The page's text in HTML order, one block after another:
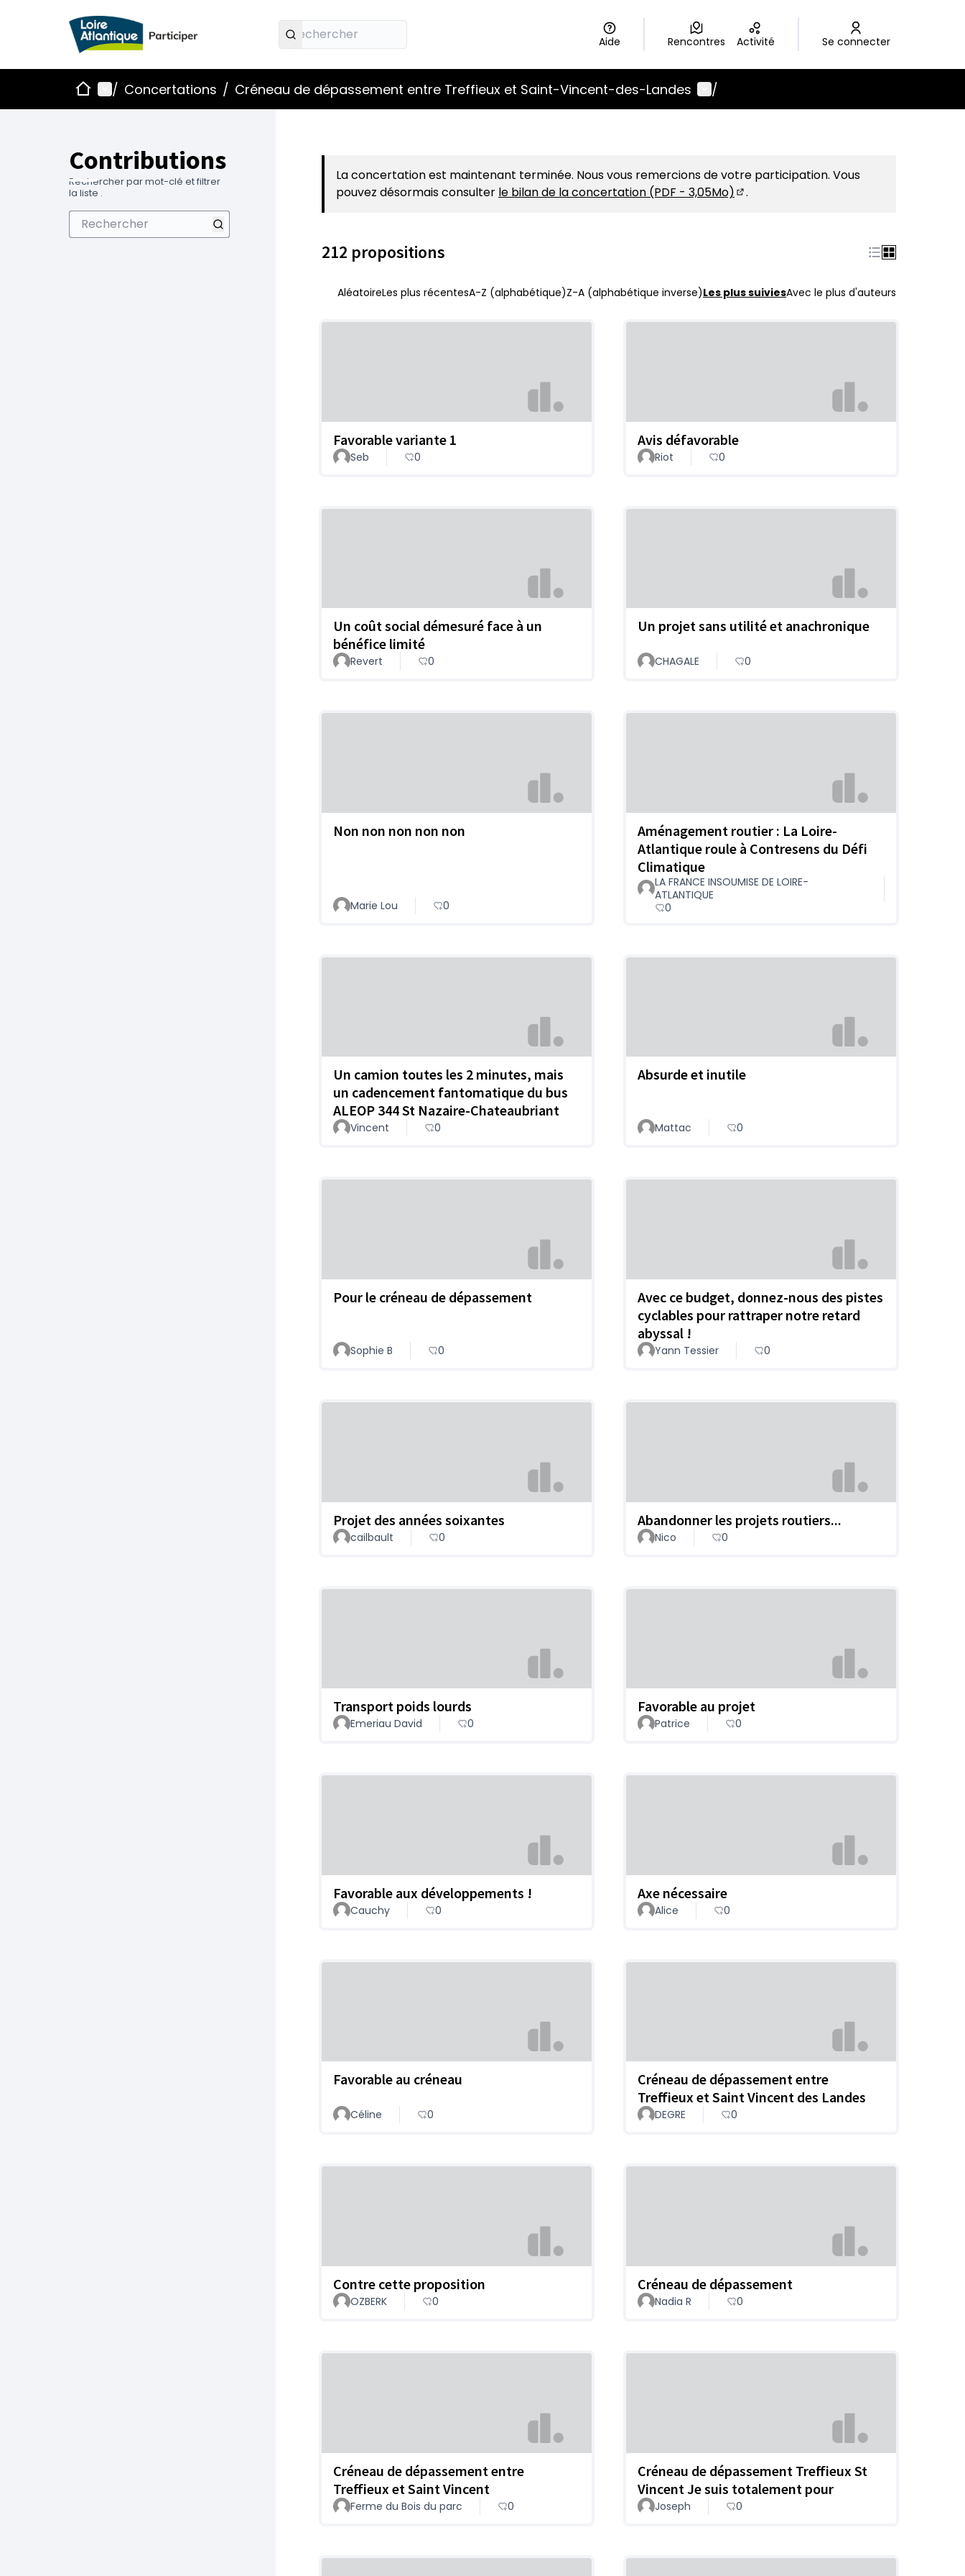
Aide Rencontres Activité Se connecter
AccueilMenu principal
/ Concertations / Créneau de dépassement entre Treffieux et Saint-Vincent-des-Landes Menu utilisateur
/
Contributions
Rechercher par mot-clé et filtrer
la liste .
La concertation est maintenant terminée. Nous vous remercions de votre participation. Vous
pouvez désormais consulter le bilan de la concertation (PDF - 3,05Mo) .
212 propositions
AléatoireLes plus récentesA-Z (alphabétique)Z-A (alphabétique inverse)Les plus suiviesAvec le plus d'auteurs
Favorable variante 1
Seb 0
Avis défavorable
Riot 0
Un coût social démesuré face à un
bénéfice limité
Revert 0
Un projet sans utilité et anachronique
CHAGALE 0
Non non non non non
Marie Lou 0
Aménagement routier : La Loire-
Atlantique roule à Contresens du Défi
Climatique
LA FRANCE INSOUMISE DE LOIRE-
ATLANTIQUE
0
Un camion toutes les 2 minutes, mais
un cadencement fantomatique du bus
ALEOP 344 St Nazaire-Chateaubriant
Vincent 0
Absurde et inutile
Mattac 0
Pour le créneau de dépassement
Sophie B 0
Avec ce budget, donnez-nous des pistes
cyclables pour rattraper notre retard
abyssal !
Yann Tessier 0
Projet des années soixantes
cailbault 0
Abandonner les projets routiers...
Nico 0
Transport poids lourds
Emeriau David 0
Favorable au projet
Patrice 0
Favorable aux développements !
Cauchy 0
Axe nécessaire
Alice 0
Favorable au créneau
Céline 0
Créneau de dépassement entre
Treffieux et Saint Vincent des Landes
DEGRE 0
Contre cette proposition
OZBERK 0
Créneau de dépassement
Nadia R 0
Créneau de dépassement entre
Treffieux et Saint Vincent
Ferme du Bois du parc 0
Créneau de dépassement Treffieux St
Vincent Je suis totalement pour
Joseph 0